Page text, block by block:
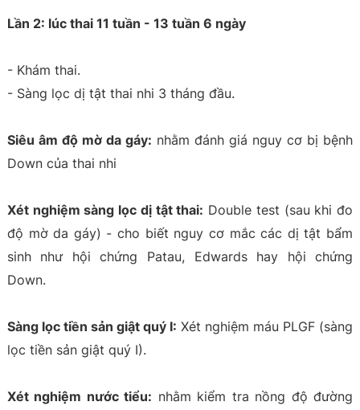
Lần 2: lúc thai 11 tuần - 13 tuần 6 ngày
- Khám thai.
- Sàng lọc dị tật thai nhi 3 tháng đầu.
Siêu âm độ mờ da gáy: nhằm đánh giá nguy cơ bị bệnh
Down của thai nhi
Xét nghiệm sàng lọc dị tật thai: Double test (sau khi đo
độ mờ da gáy) - cho biết nguy cơ mắc các dị tật bẩm
sinh như hội chứng Patau, Edwards hay hội chứng
Down.
Sàng lọc tiền sản giật quý I: Xét nghiệm máu PLGF (sàng
lọc tiền sản giật quý I).
Xét nghiệm nước tiểu: nhằm kiểm tra nồng độ đường